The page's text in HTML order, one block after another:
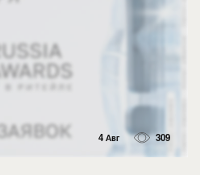
4 Авг 309